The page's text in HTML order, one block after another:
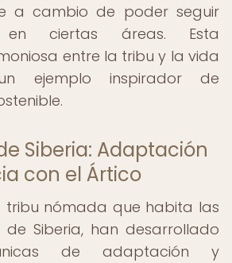
a cambio de poder seguir
en ciertas áreas. Esta
entre la tribu y la vida
ejemplo inspirador de
Siberia: Adaptación
con el Ártico
tribu nómada que habita las
Siberia, han desarrollado
de adaptación y